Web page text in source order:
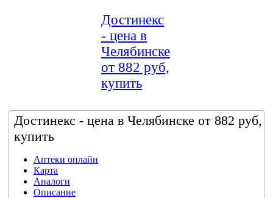
Достинекс
- цена в
Челябинске
от 882 руб,
купить
Достинекс - цена в Челябинске от 882 руб,
купить
Аптеки онлайн
Карта
Аналоги
Описание